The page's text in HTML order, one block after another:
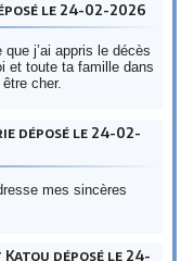
le 24-02-2026
j’ai appris le décès
et toute ta famille dans
cher.
déposé le 24-02-
mes sincères
déposé le 24-